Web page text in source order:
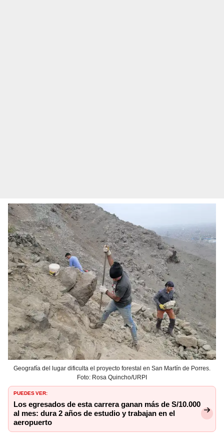
Geografía del lugar dificulta el proyecto forestal en San Martín de Porres.
Foto: Rosa Quincho/URPI
PUEDES VER:
Los egresados de esta carrera ganan más de S/10.000
al mes: dura 2 años de estudio y trabajan en el
aeropuerto